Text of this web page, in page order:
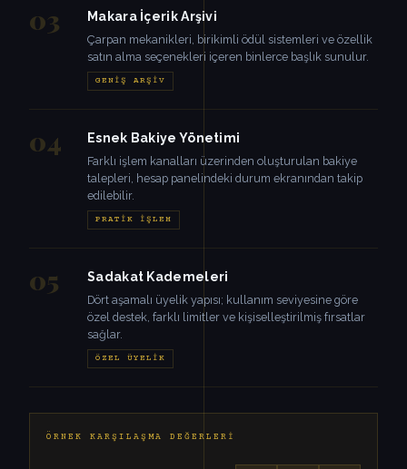
03 Makara İçerik Arşivi
Çarpan mekanikleri, birikimli ödül sistemleri ve özellik
satın alma seçenekleri içeren binlerce başlık sunulur.
GENIŞ ARŞIV
04 Esnek Bakiye Yönetimi
Farklı işlem kanalları üzerinden oluşturulan bakiye
talepleri, hesap panelindeki durum ekranından takip
edilebilir.
PRATIK İŞLEM
05 Sadakat Kademeleri
Dört aşamalı üyelik yapısı; kullanım seviyesine göre
özel destek, farklı limitler ve kişiselleştirilmiş fırsatlar
sağlar.
ÖZEL ÜYELIK
ÖRNEK KARŞILAŞMA DEĞERLERI